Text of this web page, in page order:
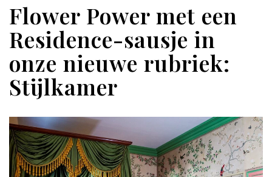
Flower Power met een
Residence-sausje in
onze nieuwe rubriek:
Stijlkamer